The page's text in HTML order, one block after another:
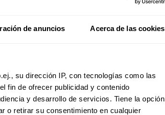
de anuncios Acerca de las cookies
su dirección IP, con tecnologías como las
fin de ofrecer publicidad y contenido
y desarrollo de servicios. Tiene la opción
o retirar su consentimiento en cualquier